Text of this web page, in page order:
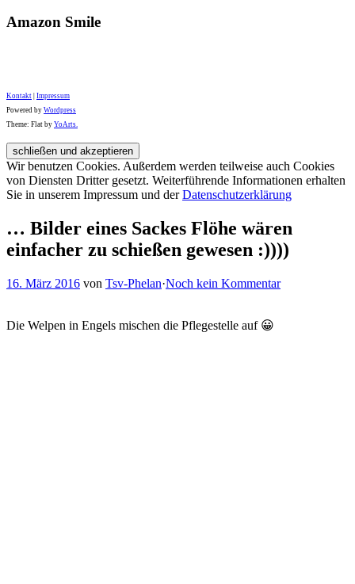
Amazon Smile
Kontakt Impressum
Powered by Wordpress
Theme: Flat by YoArts.
Wir benutzen Cookies. Außerdem werden teilweise auch Cookies
von Diensten Dritter gesetzt. Weiterführende Informationen erhalten
Sie in unserem Impressum und derDatenschutzerklärung
… Bilder eines Sackes Flöhe wären
einfacher zu schießen gewesen :))))
16. März 2016 von Tsv-Phelan·Noch kein Kommentar
Die Welpen in Engels mischen die Pflegestelle auf 😀